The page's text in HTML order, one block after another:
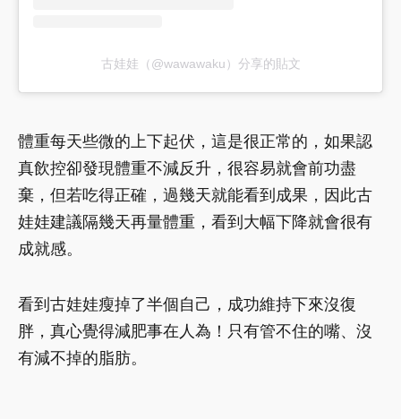
古娃娃（@wawawaku）分享的貼文
體重每天些微的上下起伏，這是很正常的，如果認
真飲控卻發現體重不減反升，很容易就會前功盡
棄，但若吃得正確，過幾天就能看到成果，因此古
娃娃建議隔幾天再量體重，看到大幅下降就會很有
成就感。
看到古娃娃瘦掉了半個自己，成功維持下來沒復
胖，真心覺得減肥事在人為！只有管不住的嘴、沒
有減不掉的脂肪。